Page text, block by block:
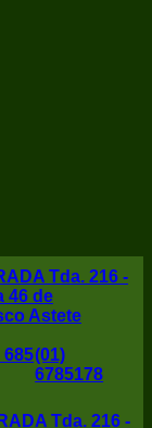
Tda. 216 -
46 de
Astete
685(01)
6785178
Tda. 216 -